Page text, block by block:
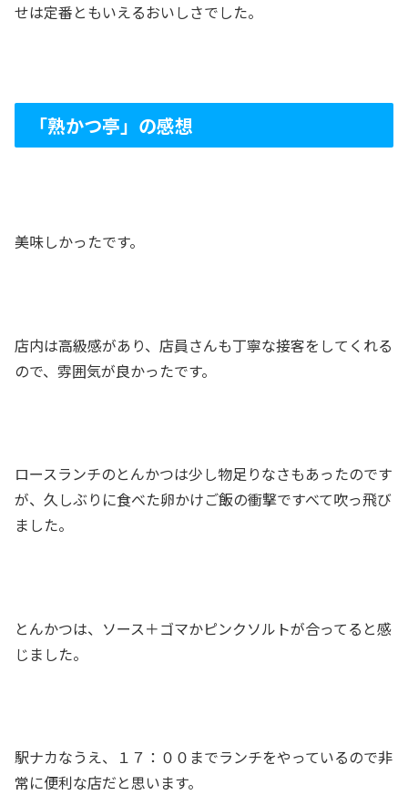
せは定番ともいえるおいしさでした。
「熟かつ亭」の感想
美味しかったです。
店内は高級感があり、店員さんも丁寧な接客をしてくれる
ので、雰囲気が良かったです。
ロースランチのとんかつは少し物足りなさもあったのです
が、久しぶりに食べた卵かけご飯の衝撃ですべて吹っ飛び
ました。
とんかつは、ソース＋ゴマかピンクソルトが合ってると感
じました。
駅ナカなうえ、１７：００までランチをやっているので非
常に便利な店だと思います。